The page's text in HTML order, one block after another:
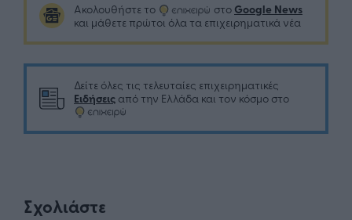
Ακολουθήστε το στο Google News
και μάθετε πρώτοι όλα τα επιχειρηματικά νέα
Δείτε όλες τις τελευταίες επιχειρηματικές
Ειδήσεις από την Ελλάδα και τον κόσμο στο
Σχολιάστε